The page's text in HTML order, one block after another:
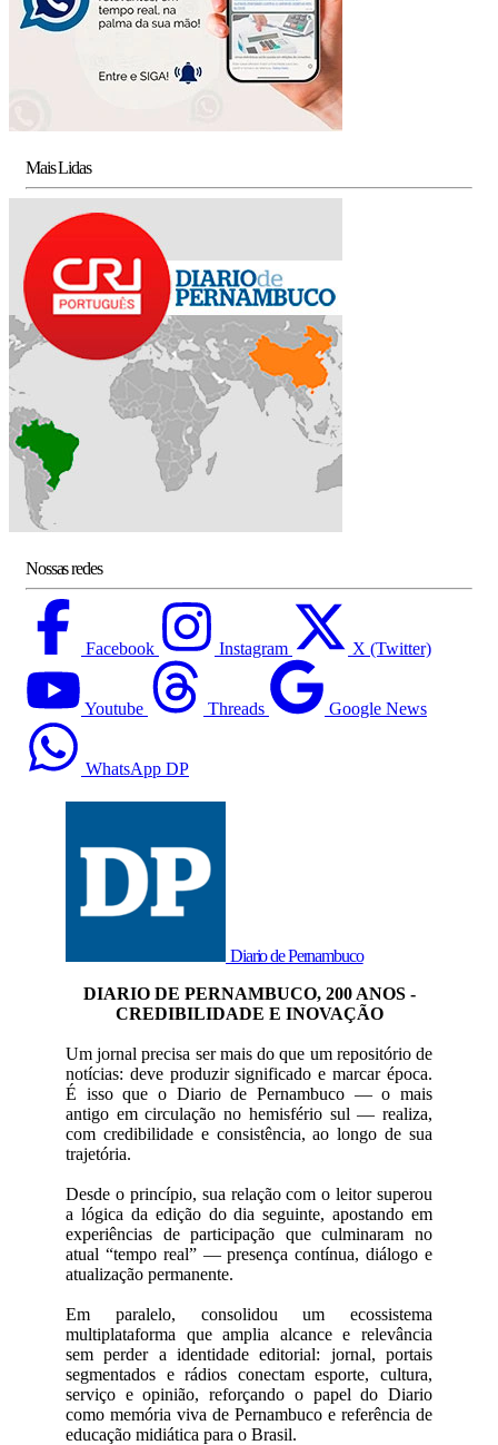
Mais Lidas
Nossas redes
Facebook Instagram X (Twitter)
Youtube Threads Google News
WhatsApp DP
Diario de Pernambuco
DIARIO DE PERNAMBUCO, 200 ANOS -
CREDIBILIDADE E INOVAÇÃO
Um jornal precisa ser mais do que um repositório de
notícias: deve produzir significado e marcar época.
É isso que o Diario de Pernambuco — o mais
antigo em circulação no hemisfério sul — realiza,
com credibilidade e consistência, ao longo de sua
trajetória.
Desde o princípio, sua relação com o leitor superou
a lógica da edição do dia seguinte, apostando em
experiências de participação que culminaram no
atual “tempo real” — presença contínua, diálogo e
atualização permanente.
Em paralelo, consolidou um ecossistema
multiplataforma que amplia alcance e relevância
sem perder a identidade editorial: jornal, portais
segmentados e rádios conectam esporte, cultura,
serviço e opinião, reforçando o papel do Diario
como memória viva de Pernambuco e referência de
educação midiática para o Brasil.